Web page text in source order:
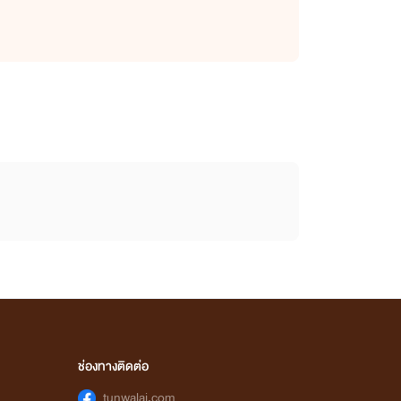
ช่องทางติดต่อ